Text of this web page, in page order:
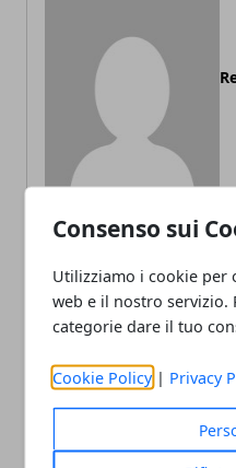
Consenso sui
Utilizziamo i cookie per
web e il nostro servizio.
categorie dare il tuo
Cookie Policy | Privacy
ARTICOLI CORRELATI